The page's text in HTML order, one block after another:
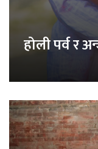
होली पर्व र